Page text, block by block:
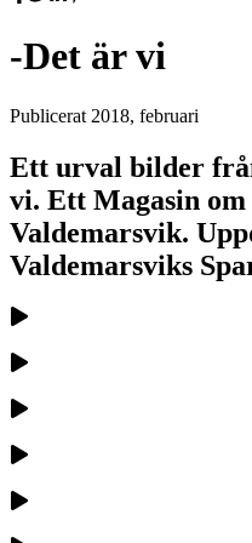
-Det är vi
Publicerat 2018, februari
Ett urval bilder
vi. Ett Magasin
Valdemarsvik.
Valdemarsviks